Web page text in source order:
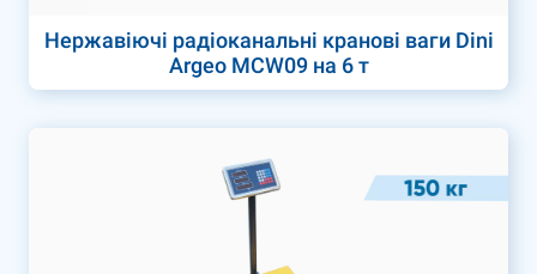
Нержавіючі радіоканальні кранові ваги Dini
Argeo MCW09 на 6 т